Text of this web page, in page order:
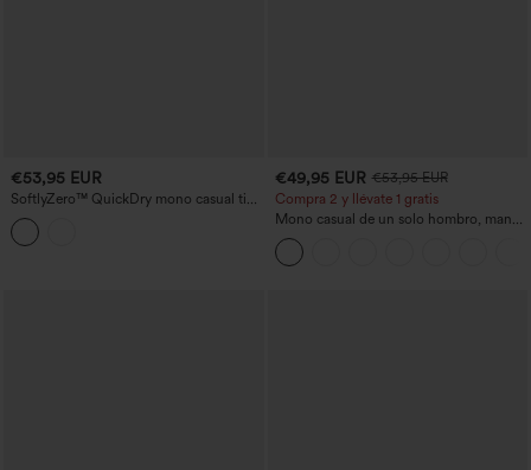
€53,95 EUR
SoftlyZero™ QuickDry mono casual tipo
tubo con franjas laterales y bolsillos —
¡fácilísimo!
€49,95 EUR €53,95 EUR
Compra 2 y llévate 1 gratis
Mono casual de un solo hombro, manga
corta, bajo con abertura y bolsillos -
Easy Peezy